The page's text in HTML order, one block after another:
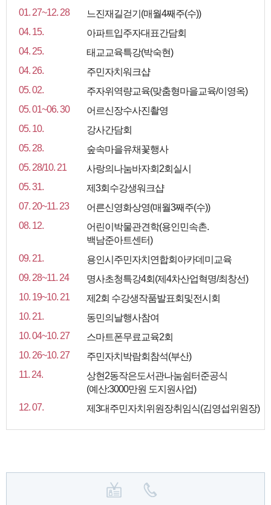
01. 27~12. 28
느진재길걷기(매월4째주(수))
04. 15.
아파트입주자대표간담회
04. 25.
태교교육특강(박숙현)
04. 26.
주민자치워크샵
05. 02.
주자위역량교육(맞춤형마을교육/이영옥)
05. 01~06. 30
어르신장수사진촬영
05. 10.
강사간담회
05. 28.
숲속마을유채꽃행사
05. 28/10. 21
사랑의나눔바자회2회실시
05. 31.
제3회수강생워크샵
07. 20~11. 23
어른신영화상영(매월3째주(수))
08. 12.
어린이박물관견학(용인민속촌.
백남준아트센터)
09. 21.
용인시주민자치연합회아카데미교육
09. 28~11. 24
명사초청특강4회(제4차산업혁명/최창선)
10. 19~10. 21
제2회 수강생작품발표회및전시회
10. 21.
동민의날행사참여
10. 04~10. 27
스마트폰무료교육2회
10. 26~10. 27
주민자치박람회참석(부산)
11. 24.
상현2동작은도서관나눔쉼터준공식
(예산:3000만원 도지원사업)
12. 07.
제3대주민자치위원장취임식(김영섭위원장)